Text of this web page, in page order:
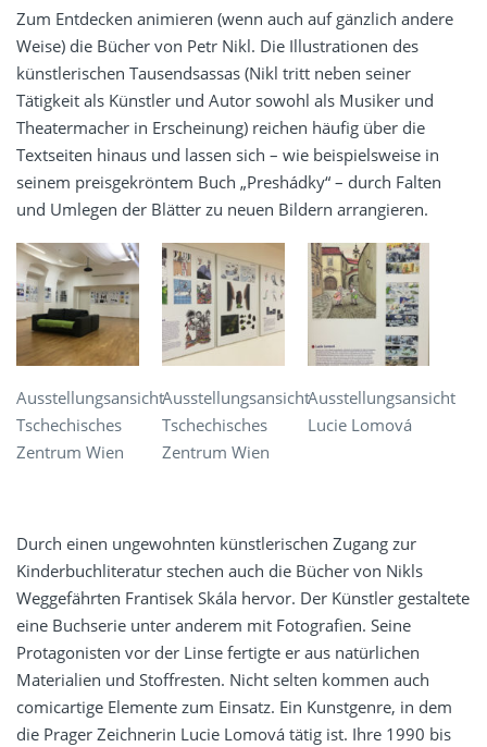
Zum Entdecken animieren (wenn auch auf gänzlich andere
Weise) die Bücher von Petr Nikl. Die Illustrationen des
künstlerischen Tausendsassas (Nikl tritt neben seiner
Tätigkeit als Künstler und Autor sowohl als Musiker und
Theatermacher in Erscheinung) reichen häufig über die
Textseiten hinaus und lassen sich – wie beispielsweise in
seinem preisgekröntem Buch „Preshádky“ – durch Falten
und Umlegen der Blätter zu neuen Bildern arrangieren.
Ausstellungsansicht
Tschechisches
Zentrum Wien
Ausstellungsansicht
Tschechisches
Zentrum Wien
Ausstellungsansicht
Lucie Lomová
Durch einen ungewohnten künstlerischen Zugang zur
Kinderbuchliteratur stechen auch die Bücher von Nikls
Weggefährten Frantisek Skála hervor. Der Künstler gestaltete
eine Buchserie unter anderem mit Fotografien. Seine
Protagonisten vor der Linse fertigte er aus natürlichen
Materialien und Stoffresten. Nicht selten kommen auch
comicartige Elemente zum Einsatz. Ein Kunstgenre, in dem
die Prager Zeichnerin Lucie Lomová tätig ist. Ihre 1990 bis